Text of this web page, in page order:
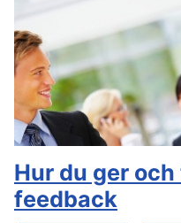
Hur du ger
feedback